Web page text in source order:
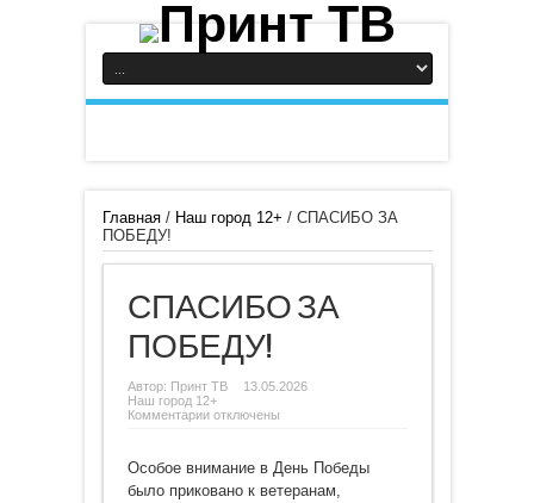
Главная/ Наш город 12+ / СПАСИБО ЗА
ПОБЕДУ!
СПАСИБО ЗА
ПОБЕДУ!
Автор: Принт ТВ
13.05.2026
Наш город 12+
Комментариик
ПОБЕДУ!
отключены
Особое внимание в День Победы
было приковано к ветеранам,